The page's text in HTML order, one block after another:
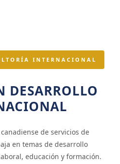
INTERNACIONAL
DESARROLLO
de servicios de
en temas de desarrollo
educación y formación.